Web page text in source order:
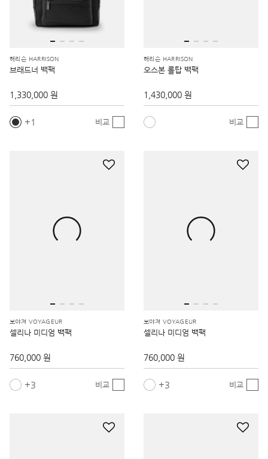
해리슨 HARRISON
브래드너 백팩
1,330,000 원
1 비교
해리슨 HARRISON
오스본 롤탑 백팩
1,430,000 원
비교
보야져 VOYAGEUR
셀리나 미디엄 백팩
760,000 원
3 비교
보야져 VOYAGEUR
셀리나 미디엄 백팩
760,000 원
3 비교